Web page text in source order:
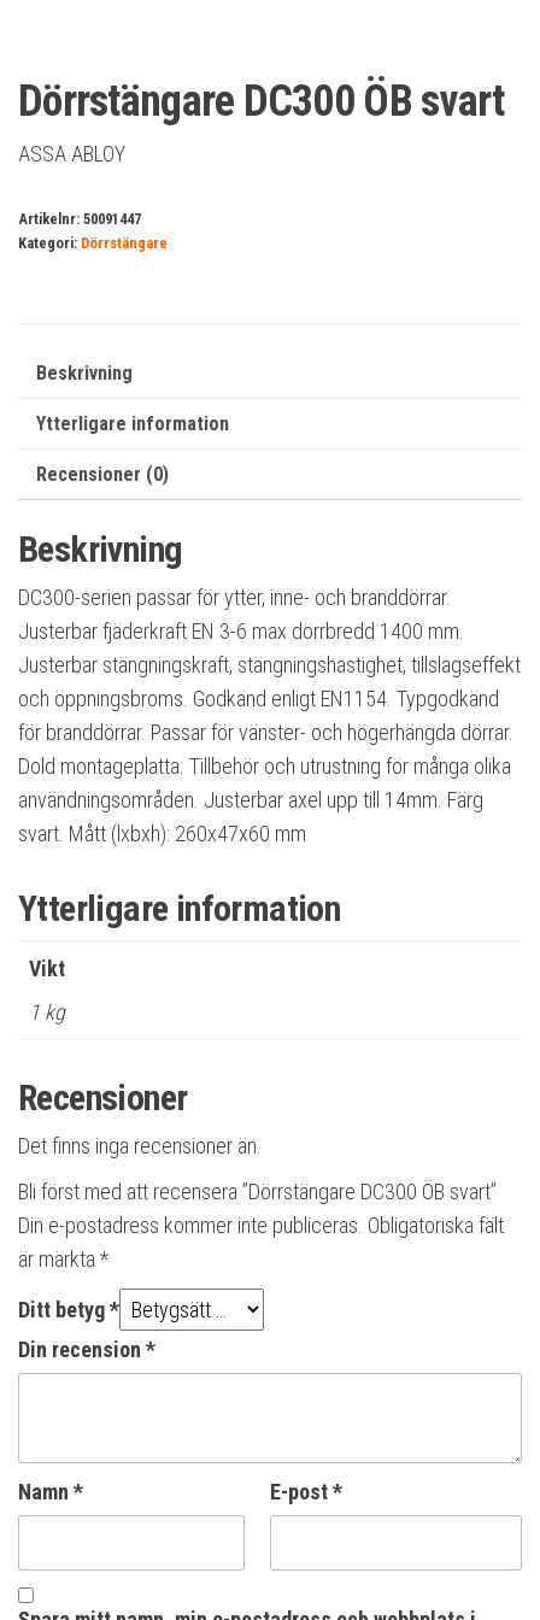
Dörrstängare DC300 ÖB svart
ASSA ABLOY
Artikelnr: 50091447
Kategori: Dörrstängare
Beskrivning
Ytterligare information
Recensioner (0)
Beskrivning
DC300-serien passar för ytter, inne- och branddörrar.
Justerbar fjäderkraft EN 3-6 max dörrbredd 1400 mm.
Justerbar stängningskraft, stängningshastighet, tillslagseffekt
och öppningsbroms. Godkänd enligt EN1154. Typgodkänd
för branddörrar. Passar för vänster- och högerhängda dörrar.
Dold montageplatta. Tillbehör och utrustning för många olika
användningsområden. Justerbar axel upp till 14mm. Färg
svart. Mått (lxbxh): 260x47x60 mm
Ytterligare information
Vikt
1 kg
Recensioner
Det finns inga recensioner än.
Bli först med att recensera ”Dörrstängare DC300 ÖB svart”
Din e-postadress kommer inte publiceras. Obligatoriska fält
är märkta *
Ditt betyg*
Din recension *
Namn * E-post*